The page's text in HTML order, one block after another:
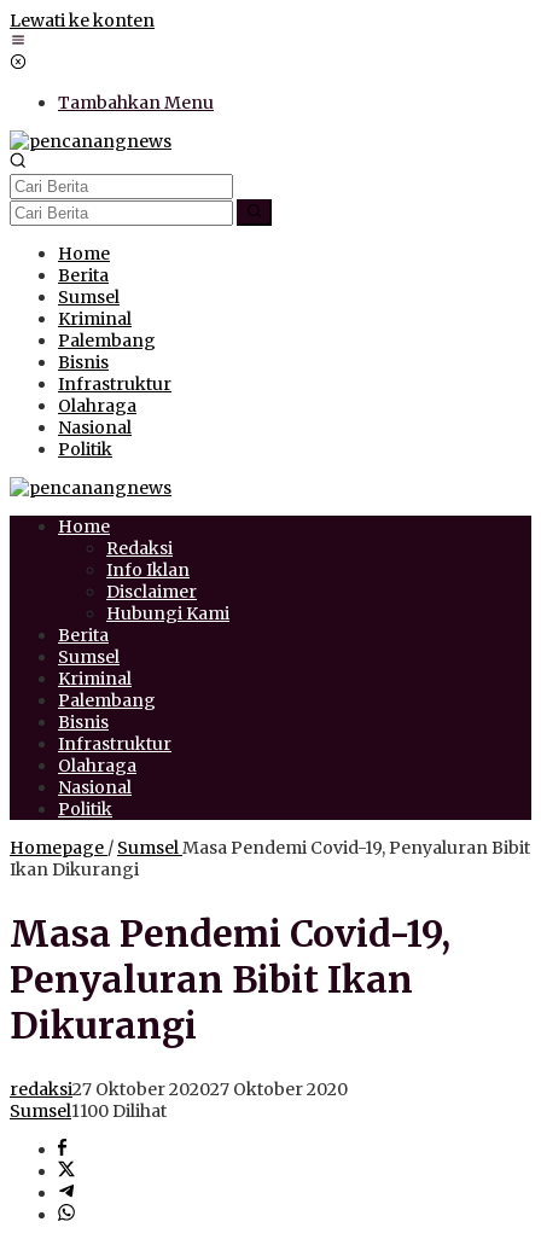
Lewati ke konten
Tambahkan Menu
Home
Berita
Sumsel
Kriminal
Palembang
Bisnis
Infrastruktur
Olahraga
Nasional
Politik
Home
Redaksi
Info Iklan
Disclaimer
Hubungi Kami
Berita
Sumsel
Kriminal
Palembang
Bisnis
Infrastruktur
Olahraga
Nasional
Politik
Homepage / SumselMasa Pendemi Covid-19, Penyaluran Bibit
Ikan Dikurangi
Masa Pendemi Covid-19,
Penyaluran Bibit Ikan
Dikurangi
redaksi27 Oktober 202027 Oktober 2020
Sumsel1100 Dilihat